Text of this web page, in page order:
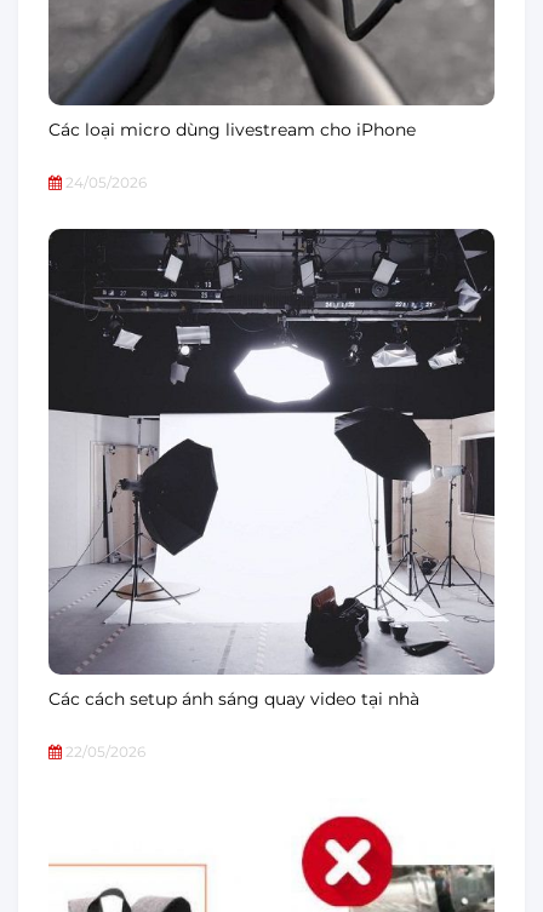
Các loại micro dùng livestream cho iPhone
24/05/2026
Các cách setup ánh sáng quay video tại nhà
22/05/2026